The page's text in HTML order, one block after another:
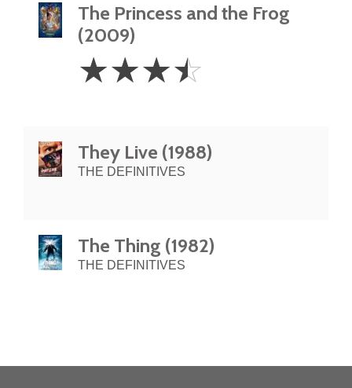
The Princess and the Frog
(2009)
3.5
Stars
☆☆☆☆
They Live (1988)
THE DEFINITIVES
The Thing (1982)
THE DEFINITIVES